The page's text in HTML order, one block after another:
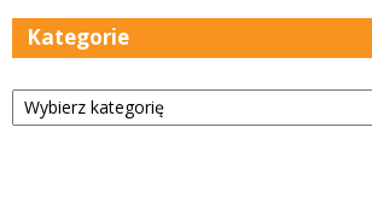
Kategorie
Kategorie